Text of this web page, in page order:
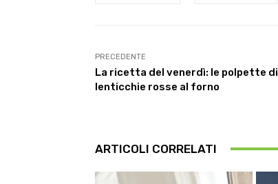
PRECEDENTE
La ricetta del venerdì: le polpette di
lenticchie rosse al forno
ARTICOLI CORRELATI